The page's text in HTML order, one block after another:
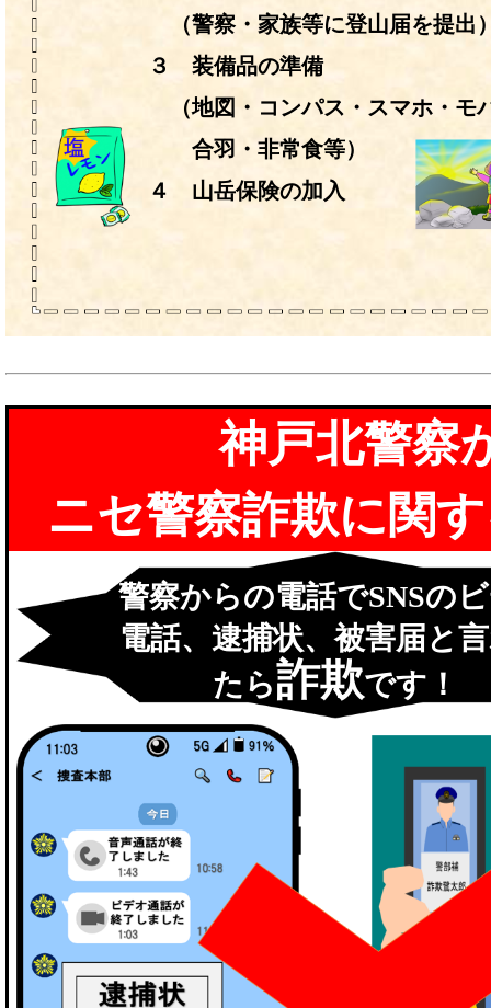
（警察・家族等に登山届を提出
３ 装備品の準備
（地図・コンパス・スマホ・モバ
合羽・非常食等）
４ 山岳保険の加入
神戸北警察
ニセ警察詐欺に関
警察からの電話でSNSの
電話、逮捕状、被害届と
たら詐欺です！